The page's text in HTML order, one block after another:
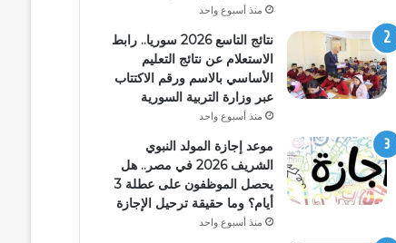
منذ أسبوع واحد
نتائج التاسع 2026 سوريا.. رابط
الاستعلام عن نتائج التعليم
الأساسي بالاسم ورقم الاكتتاب
عبر وزارة التربية السورية
منذ أسبوع واحد
موعد إجازة المولد النبوي
الشريف 2026 في مصر.. هل
يحصل الموظفون على عطلة 3
أيام؟ وما حقيقة ترحيل الإجازة
منذ أسبوع واحد